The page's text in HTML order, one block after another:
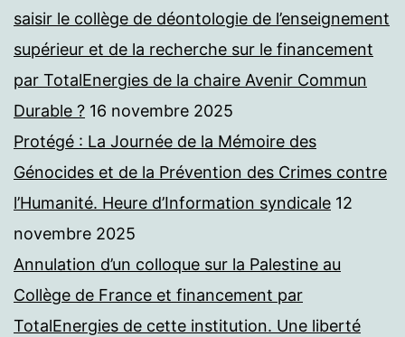
saisir le collège de déontologie de l’enseignement
supérieur et de la recherche sur le financement
par TotalEnergies de la chaire Avenir Commun
Durable ? 16 novembre 2025
Protégé : La Journée de la Mémoire des
Génocides et de la Prévention des Crimes contre
l’Humanité. Heure d’Information syndicale 12
novembre 2025
Annulation d’un colloque sur la Palestine au
Collège de France et financement par
TotalEnergies de cette institution. Une liberté